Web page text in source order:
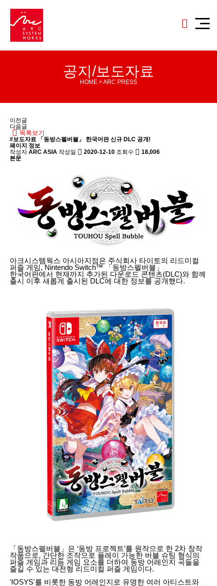
공지/보도자료
HOME > ARC PRESS
이전글
다음글
목록보기
#보도자료
「동방스펠버블」 한국어판 신규 DLC 공개!
페이지 정보
작성자 ARC ASIA 작성일 2020-12-10 조회수
18,006
본문
아크시스템웍스 아시아지점은 주식회사 타이토의 리드미컬
퍼즐 게임, Nintendo Switch™ 「동방스펠버블」
한국어판에서 현재까지 추가된 다운로드 콘텐츠(DLC)와 함께
출시 이후 새롭게 출시된 DLC에 대한 정보를 공개했다.
「동방스펠버블」은 ‘동방 프로젝트’를 원작으로 한 2차 창작
작품으로, 간단한 조작으로 플레이 가능한 버블 슈팅 형식의
퍼즐 게임과 리듬 게임 요소를 더하여 동방 어레인지 곡들을
즐길 수 있는 대전형 리드미컬 퍼즐 게임이다.
'IOSYS'를 비롯한 동방 어레인지로 유명한 여러 아티스트와